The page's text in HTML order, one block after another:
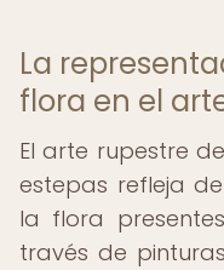
La
flora en el
El arte rupestre
estepas refleja
la flora
través de